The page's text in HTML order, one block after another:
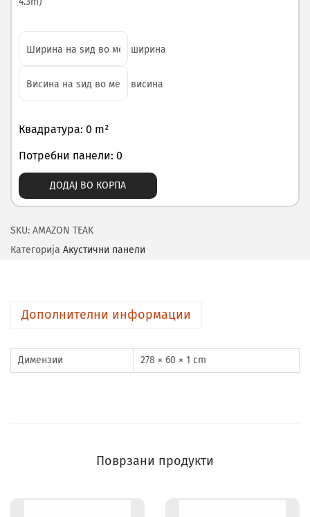
ширина
висина
Квадратура: 0 m²
Потребни панели: 0
ДОДАЈ ВО КОРПА
SKU: AMAZON TEAK
Категорија Акустични панели
Дополнителни информации
Димензии 278 × 60 × 1 cm
Поврзани продукти